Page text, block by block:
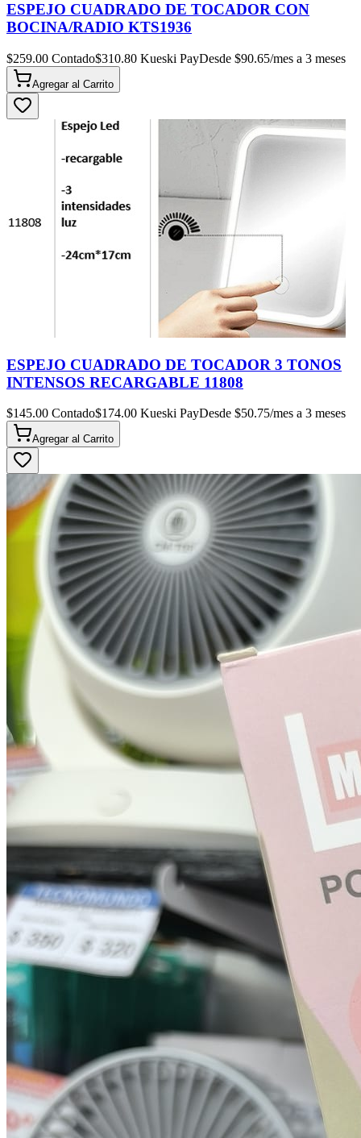
ESPEJO CUADRADO DE TOCADOR CON
BOCINA/RADIO KTS1936
$259.00 Contado$310.80 Kueski PayDesde $90.65/mes a 3 meses
Agregar al Carrito
ESPEJO CUADRADO DE TOCADOR 3 TONOS
INTENSOS RECARGABLE 11808
$145.00 Contado$174.00 Kueski PayDesde $50.75/mes a 3 meses
Agregar al Carrito